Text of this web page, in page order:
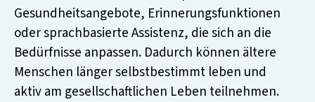
Gesundheitsangebote, Erinnerungsfunktionen
oder sprachbasierte Assistenz, die sich an die
Bedürfnisse anpassen. Dadurch können ältere
Menschen länger selbstbestimmt leben und
aktiv am gesellschaftlichen Leben teilnehmen.